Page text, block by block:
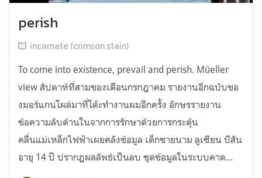
perish
incarnate (crimson stain)
To come into existence, prevail and perish. Müeller
view สัปดาห์ที่สามของเดือนกรกฎาคม รายงานอีกฉบับขอ
งมอร์แกนโผล่มาที่โต๊ะทำงานผมอีกครั้ง อักษรรายงาน
ข้อความลับด้านในจากการรักษาด้วยการกระตุ้น
คลื่นแม่เหล็กไฟฟ้าเผยคลังข้อมูล เด็กชายนาม ลูเซียน บีสัน
อายุ 14 ปี ปรากฏผลลัพธ์เป็นลบ ชุดข้อมูลในระบบคาด...